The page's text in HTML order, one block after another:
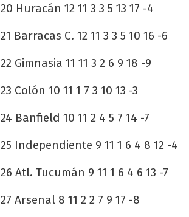
20 Huracán 12 11 3 3 5 13 17 -4
21 Barracas C. 12 11 3 3 5 10 16 -6
22 Gimnasia 11 11 3 2 6 9 18 -9
23 Colón 10 11 1 7 3 10 13 -3
24 Banfield 10 11 2 4 5 7 14 -7
25 Independiente 9 11 1 6 4 8 12 -4
26 Atl. Tucumán 9 11 1 6 4 6 13 -7
27 Arsenal 8 11 2 2 7 9 17 -8